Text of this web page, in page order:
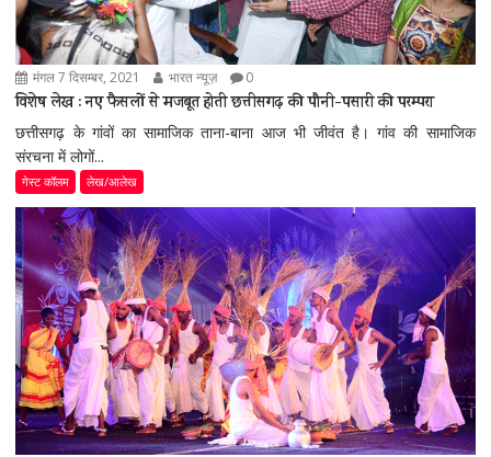
मंगल 7 दिसम्बर, 2021 भारत न्यूज़ 0
विशेष लेख : नए फैसलों से मजबूत होती छत्तीसगढ़ की पौनी-पसारी की परम्परा
छत्तीसगढ़ के गांवों का सामाजिक ताना-बाना आज भी जीवंत है। गांव की सामाजिक
संरचना में लोगों...
गेस्ट कॉलम लेख/आलेख